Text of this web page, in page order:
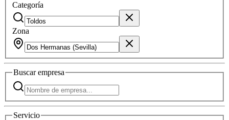
Categoría
Zona
Buscarempresa
Servicio